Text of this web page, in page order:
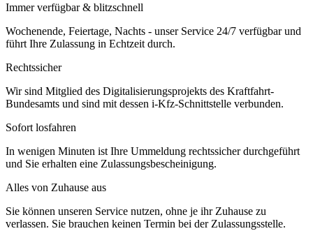
Immer verfügbar & blitzschnell
Wochenende, Feiertage, Nachts - unser Service 24/7 verfügbar und
führt Ihre Zulassung in Echtzeit durch.
Rechtssicher
Wir sind Mitglied des Digitalisierungsprojekts des Kraftfahrt-
Bundesamts und sind mit dessen i-Kfz-Schnittstelle verbunden.
Sofort losfahren
In wenigen Minuten ist Ihre Ummeldung rechtssicher durchgeführt
und Sie erhalten eine Zulassungsbescheinigung.
Alles von Zuhause aus
Sie können unseren Service nutzen, ohne je ihr Zuhause zu
verlassen. Sie brauchen keinen Termin bei der Zulassungsstelle.